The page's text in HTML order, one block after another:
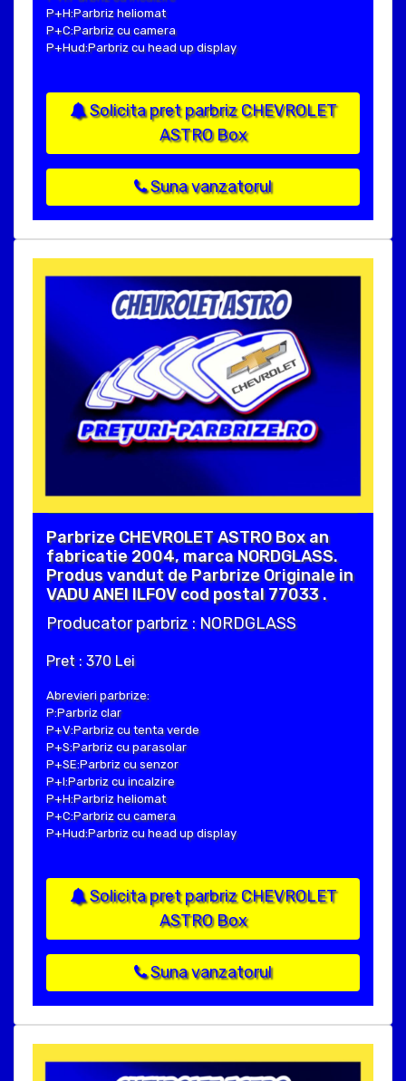
P+H:Parbriz heliomat
P+C:Parbriz cu camera
P+Hud:Parbriz cu head up display
Solicita pret parbriz CHEVROLET
ASTRO Box
Suna vanzatorul
Parbrize CHEVROLET ASTRO Box an
fabricatie 2004, marca NORDGLASS.
Produs vandut de Parbrize Originale in
VADU ANEI ILFOV cod postal 77033 .
Producator parbriz : NORDGLASS
Pret : 370 Lei
Abrevieri parbrize:
P:Parbriz clar
P+V:Parbriz cu tenta verde
P+S:Parbriz cu parasolar
P+SE:Parbriz cu senzor
P+I:Parbriz cu incalzire
P+H:Parbriz heliomat
P+C:Parbriz cu camera
P+Hud:Parbriz cu head up display
Solicita pret parbriz CHEVROLET
ASTRO Box
Suna vanzatorul